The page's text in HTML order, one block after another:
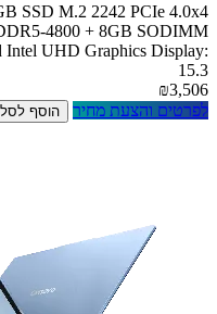
SSD M.2 2242 PCIe 4.0x4
4800 + 8GB SODIMM
Intel UHD Graphics Display:
15.3
₪3,506
לפרטים והצעת מחיר
הוסף